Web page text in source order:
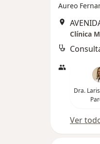
Aureo
Clínica
Dra.
Ver